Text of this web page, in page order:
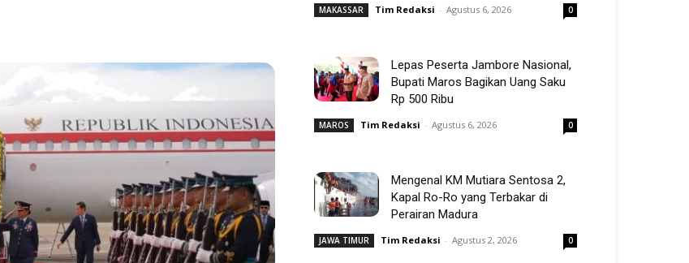
MAKASSAR Tim Redaksi - Agustus 6, 2026 0
Lepas Peserta Jambore Nasional,
Bupati Maros Bagikan Uang Saku
Rp 500 Ribu
MAROS Tim Redaksi - Agustus 6, 2026 0
Mengenal KM Mutiara Sentosa 2,
Kapal Ro-Ro yang Terbakar di
Perairan Madura
JAWA TIMUR Tim Redaksi - Agustus 2, 2026 0